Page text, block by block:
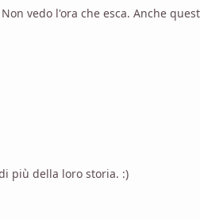
con cypher system ahahahah Bene
più della loro storia. :)